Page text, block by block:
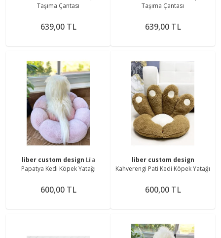
Taşıma Çantası
639,00 TL
Taşıma Çantası
639,00 TL
liber custom design Lila
Papatya Kedi Köpek Yatağı
600,00 TL
liber custom design
Kahverengi Pati Kedi Köpek Yatağı
600,00 TL